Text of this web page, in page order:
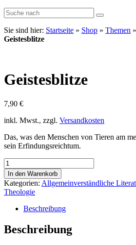
Sie sind hier: Startseite » Shop » Themen »
Geistesblitze
Geistesblitze
7,90 €
inkl. Mwst., zzgl. Versandkosten
Das, was den Menschen von Tieren am
sein Erfindungsreichtum.
Geistesblitze
Menge
In den Warenkorb
Kategorien: Allgemeinverständliche
Theologie
Beschreibung
Beschreibung